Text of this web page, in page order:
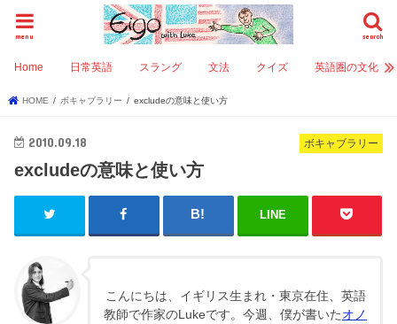
search
menu
Home 日常英語 スラング 文法 クイズ 英語圏の文化
HOME ボキャブラリー excludeの意味と使い方
ボキャブラリー
2010.09.18
excludeの意味と使い方
LINE
こんにちは、イギリス生まれ・東京在住、英語
教師で作家のLukeです。今週、僕が書いたオノ